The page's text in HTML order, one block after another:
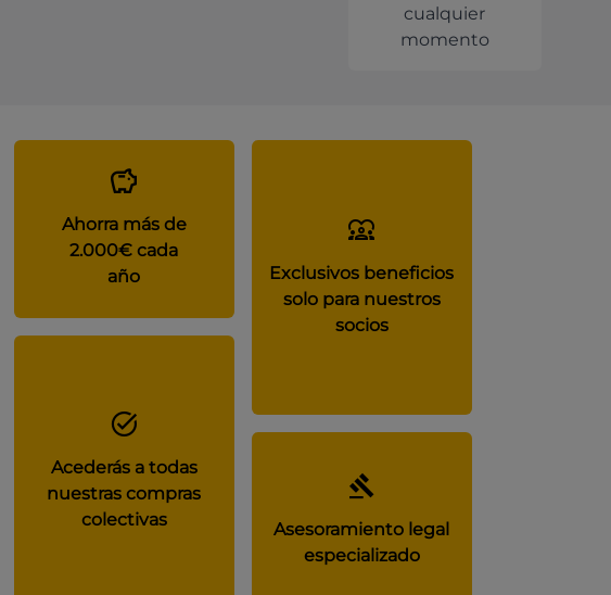
cualquier
momento
Ahorra más de
2.000€ cada
año
Exclusivos beneficios
solo para nuestros
socios
Acederás a todas
nuestras compras
colectivas
Asesoramiento legal
especializado